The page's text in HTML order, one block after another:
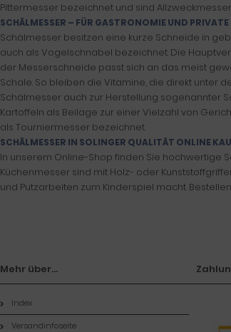
Pittermesser bezeichnet und sind
SCHÄLMESSER – FÜR GASTRONOMIE UND
Schälmesser besitzen eine kurze Schneide in
auch als Vogelschnabel bezeichnet. Die
der Messerschneide passt sich an das meist
Schale. So bleiben die Vitamine, die direkt unter
Schälmesser auch zur Herstellung sogenannter
Kartoffeln als Beilage zur einer Vielzahl von
als Tourniermesser bezeichnet.
SCHÄLMESSER IN SOLINGER QUALITÄT ONLINE
In unserem Online-Shop finden Sie hochwertige
Küchenmesser sind mit Holz- oder
und Putzarbeiten zum Kinderspiel macht.
Mehr über...
Index
Versandinfoseite